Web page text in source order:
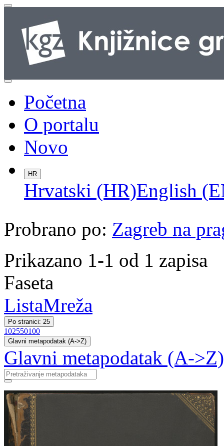
Početna
O portalu
Novo
HR
Hrvatski (HR)English
Probrano po: Zagreb na
Prikazano 1-1 od 1 zapisa
Faseta
ListaMreža
Po stranici: 25
102550100
Glavni metapodatak (A->Z)
Glavni metapodatak (A->Z)